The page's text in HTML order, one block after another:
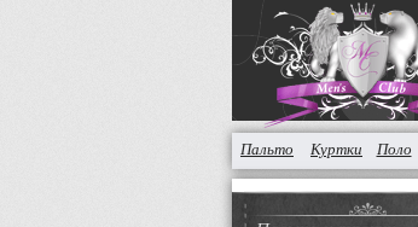
Пальто Куртки Поло